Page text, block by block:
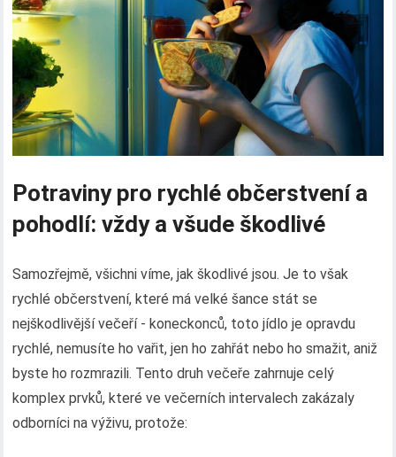
Potraviny pro rychlé občerstvení a
pohodlí: vždy a všude škodlivé
Samozřejmě, všichni víme, jak škodlivé jsou. Je to však
rychlé občerstvení, které má velké šance stát se
nejškodlivější večeří - koneckonců, toto jídlo je opravdu
rychlé, nemusíte ho vařit, jen ho zahřát nebo ho smažit, aniž
byste ho rozmrazili. Tento druh večeře zahrnuje celý
komplex prvků, které ve večerních intervalech zakázaly
odborníci na výživu, protože: